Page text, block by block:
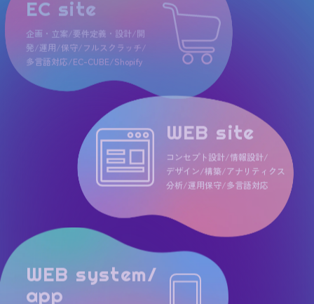
発/運用/保守/フルスクラッチ/
多言語対応/EC-CUBE/Shopify
WEB site
コンセプト設計/情報設計/
デザイン/構築/アナリティクス
分析/運用保守/多言語対応
WEB system/
app